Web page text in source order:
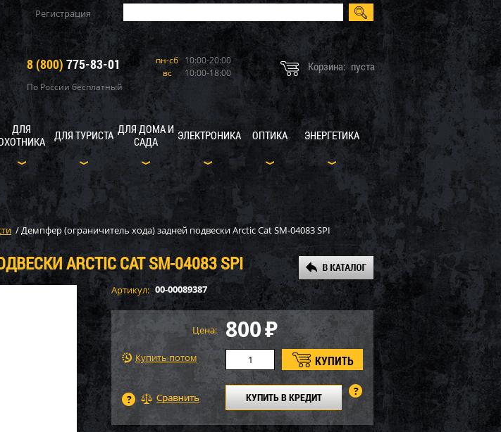
Регистрация
8 (800) 775-83-01
По России бесплатный
пн-сб 10:00-20:00
вс
10:00-18:00 Корзина: пуста
ДЛЯ
ДЛЯ ТУРИСТА ДЛЯ ДОМА И
САДА
ЭЛЕКТРОНИКА ОПТИКА ЭНЕРГЕТИКА
/Демпфер (ограничитель хода) задней подвески Arctic Cat SM-04083 SPI
ARCTIC CAT SM-04083 SPI
Артикул: 00-00089387
Цена: 800₽
Купить потом
КУПИТЬ В КРЕДИТ